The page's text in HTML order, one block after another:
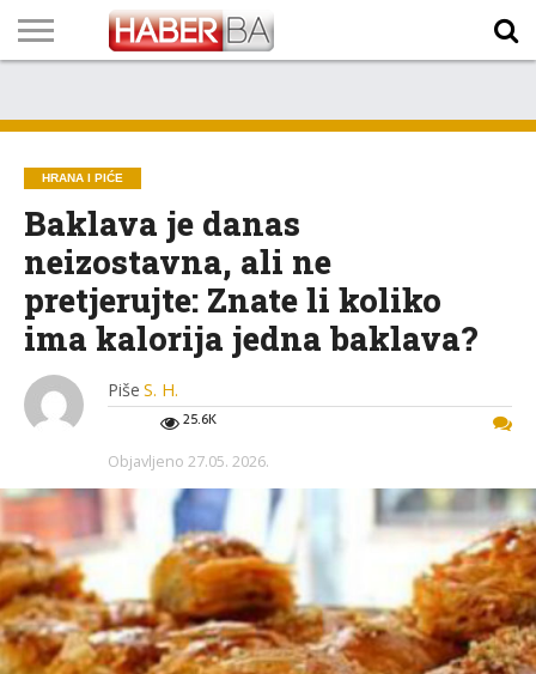
TECH
PROGRAM
PROGNOZA
PUTEVIMA
LISTA
NAMA
HRANA I PIĆE
Baklava je danas
neizostavna, ali ne
pretjerujte: Znate li koliko
ima kalorija jedna baklava?
Piše S. H.
25.6K
Objavljeno 27.05. 2026.